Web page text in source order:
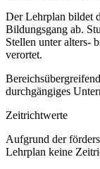
Der Lehrplan bildet
Bildungsgang ab.
Stellen unter alters-
verortet.
durchgängiges
Zeitrichtwerte
Aufgrund der
Lehrplan keine